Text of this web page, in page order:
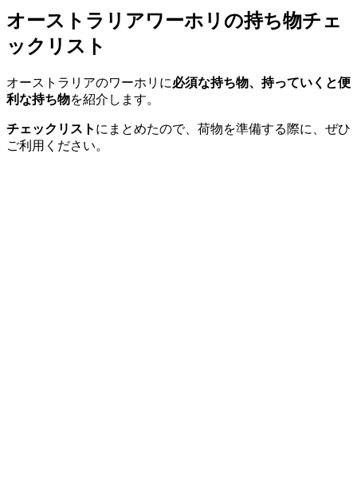
オーストラリアワーホリの持ち物チェ
ックリスト
オーストラリアのワーホリに必須な持ち物、持っていくと便
利な持ち物を紹介します。
チェックリスト にまとめたので、荷物を準備する際に、ぜひ
ご利用ください。